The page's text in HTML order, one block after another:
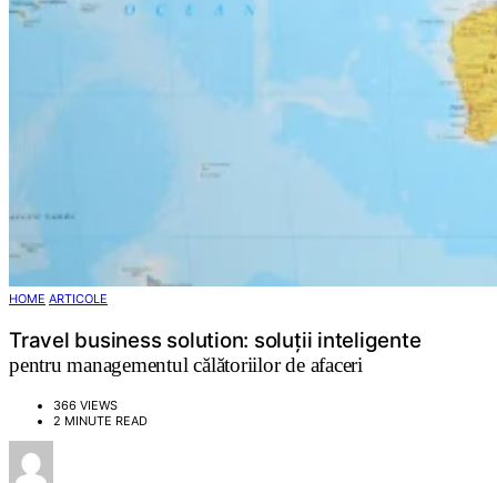
HOME ARTICOLE
Travel business solution: soluții inteligente
pentru managementul călătoriilor de afaceri
366 VIEWS
2 MINUTE READ